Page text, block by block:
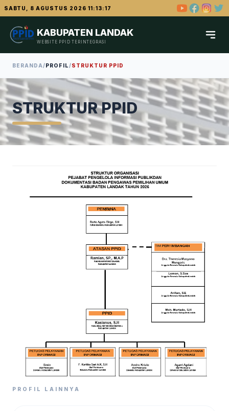
SABTU, 8 AGUSTUS 2026 11:13:18
KABUPATEN LANDAK
WEBSITE PPID TERINTEGRASI
BERANDA/PROFIL/STRUKTUR PPID
STRUKTUR PPID
PROFIL LAINNYA